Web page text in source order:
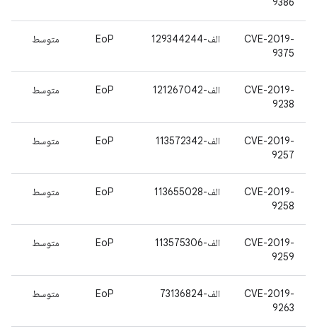
CVE-2019-
9375
الف-129344244 EoP متوسط
CVE-2019-
9238
الف-121267042 EoP متوسط
CVE-2019-
9257
الف-113572342 EoP متوسط
CVE-2019-
9258
الف-113655028 EoP متوسط
CVE-2019-
9259
الف-113575306 EoP متوسط
CVE-2019-
9263
الف-73136824 EoP متوسط